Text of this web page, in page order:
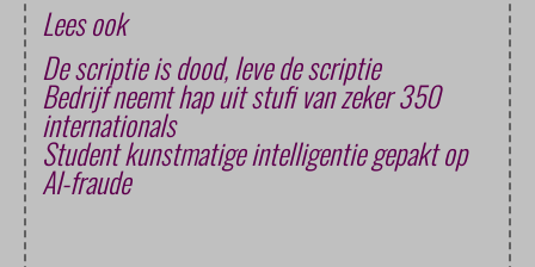
Lees ook
De scriptie is dood, leve de scriptie
Bedrijf neemt hap uit stufi van zeker 350
internationals
Student kunstmatige intelligentie gepakt op
AI-fraude